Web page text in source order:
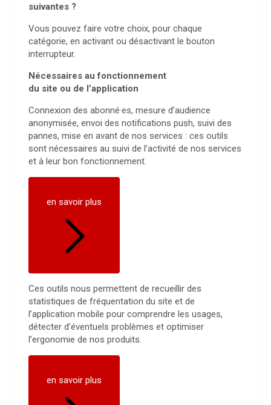
suivantes ?
Vous pouvez faire votre choix, pour chaque
catégorie, en activant ou désactivant le bouton
interrupteur.
Nécessaires au fonctionnement
du site ou de l’application
Connexion des abonné·es, mesure d’audience
anonymisée, envoi des notifications push, suivi des
pannes, mise en avant de nos services : ces outils
sont nécessaires au suivi de l’activité de nos services
et à leur bon fonctionnement.
en savoir plus
Ces outils nous permettent de recueillir des
statistiques de fréquentation du site et de
l’application mobile pour comprendre les usages,
détecter d’éventuels problèmes et optimiser
l’ergonomie de nos produits.
en savoir plus